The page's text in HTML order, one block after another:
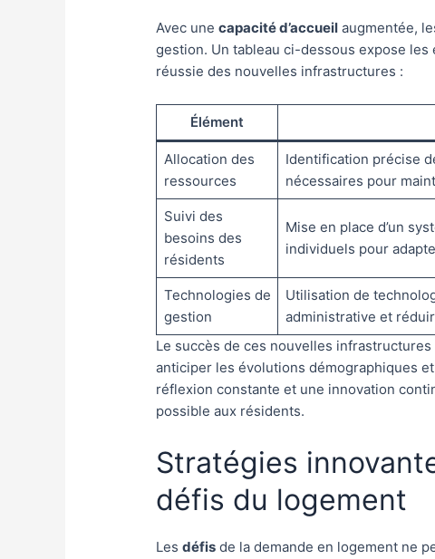
Avec unecapacité d’accueil augmentée,
gestion. Un tableau ci-dessous expose
réussie des nouvelles infrastructures :
Élément
Allocation des
ressources
Identification précise
nécessaires pour
Suivi des
besoins des
résidents
Mise en place d’un
individuels pour
Technologies de
gestion
Utilisation de
administrative et
Le succès de ces nouvelles
anticiper les évolutions démographiques
réflexion constante et une innovation
possible aux résidents.
Stratégies
défis du logement
Lesdéfis de la demande en logement ne